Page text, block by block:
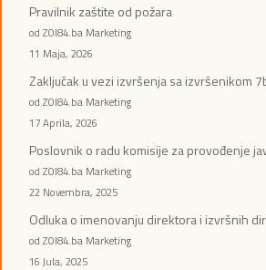
Pravilnik zaštite od požara
od ZOI84.ba Marketing
11 Maja, 2026
Zaključak u vezi izvršenja sa izvršenikom
od ZOI84.ba Marketing
17 Aprila, 2026
Poslovnik o radu komisije za provođenje
od ZOI84.ba Marketing
22 Novembra, 2025
Odluka o imenovanju direktora i izvršnih
od ZOI84.ba Marketing
16 Jula, 2025